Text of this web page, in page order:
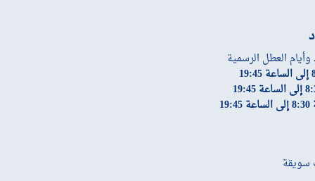
العطل الرسمية